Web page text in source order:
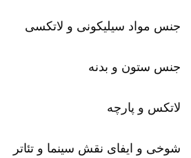
جنس مواد سیلیکونی و لاتکسی
جنس ستون و بدنه
لاتکس و پارچه
شوخی و ایفای نقش سینما و تئاتر